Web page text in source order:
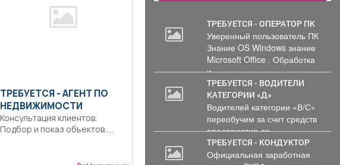
ТРЕБУЕТСЯ - АГЕНТ ПО
НЕДВИЖИМОСТИ
Консультация клиентов.
Подбор и показ объектов..
ТРЕБУЕТСЯ - ОПЕРАТОР ПК
Уверенный пользователь ПК
Знание OS Windows знание
Microsoft Office . Обработка
и...
ТРЕБУЕТСЯ - ВОДИТЕЛИ
КАТЕГОРИИ «Д»
Водителей категории «В/С»
переобучим за счет средств
предприятия до...
ТРЕБУЕТСЯ - КОНДУКТОР
Официальная заработная